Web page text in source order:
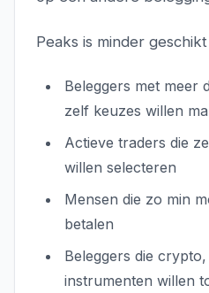
Peaks is minder
Beleggers met meer
zelf keuzes willen
Actieve traders die
willen selecteren
Mensen die zo min
betalen
Beleggers die
instrumenten willen